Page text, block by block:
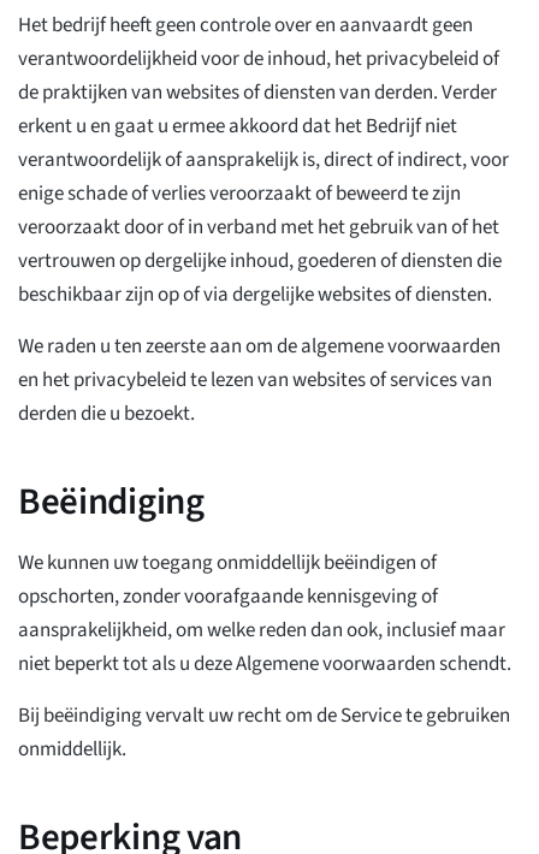
Het bedrijf heeft geen controle over en aanvaardt geen
verantwoordelijkheid voor de inhoud, het privacybeleid of
de praktijken van websites of diensten van derden. Verder
erkent u en gaat u ermee akkoord dat het Bedrijf niet
verantwoordelijk of aansprakelijk is, direct of indirect, voor
enige schade of verlies veroorzaakt of beweerd te zijn
veroorzaakt door of in verband met het gebruik van of het
vertrouwen op dergelijke inhoud, goederen of diensten die
beschikbaar zijn op of via dergelijke websites of diensten.
We raden u ten zeerste aan om de algemene voorwaarden
en het privacybeleid te lezen van websites of services van
derden die u bezoekt.
Beëindiging
We kunnen uw toegang onmiddellijk beëindigen of
opschorten, zonder voorafgaande kennisgeving of
aansprakelijkheid, om welke reden dan ook, inclusief maar
niet beperkt tot als u deze Algemene voorwaarden schendt.
Bij beëindiging vervalt uw recht om de Service te gebruiken
onmiddellijk.
Beperking van